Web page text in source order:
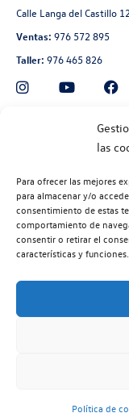
las
Para ofrecer las mejores
para almacenar y/o
consentimiento de estas
comportamiento de
consentir o retirar el
características y funciones.
Política de
Calle Langa del Castillo
Ventas: 976 572 895
Taller: 976 465 826
Automoción
Avenida de Navarra 135,
Taller:976 300 563
Recambios:976 300 564
©2026 | Volkswagen
Volkswagen